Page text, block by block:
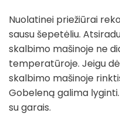
Nuolatinei priežiūrai
sausu šepetėliu.
skalbimo mašinoje ne
temperatūroje. Jeigu
skalbimo mašinoje
Gobeleną galima
su garais.